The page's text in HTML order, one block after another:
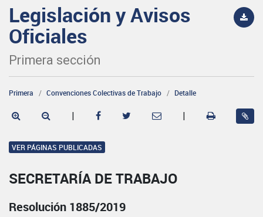
Legislación y Avisos
Oficiales
Primera sección
Primera Convenciones Colectivas de Trabajo Detalle
| |
VER PÁGINAS PUBLICADAS
SECRETARÍA DE TRABAJO
Resolución 1885/2019